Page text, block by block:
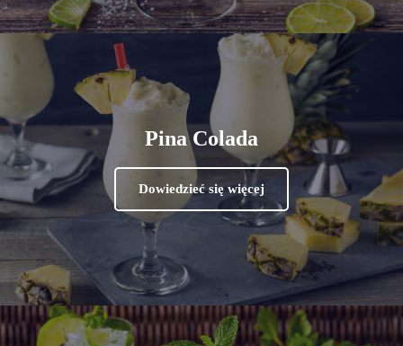
Pina Colada
Dowiedzieć się więcej